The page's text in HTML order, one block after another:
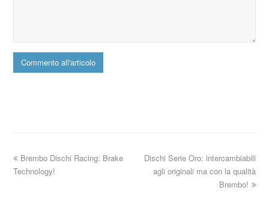
Dischi Serie Oro: intercambiabili
agli originali ma con la qualità
Brembo!
Brembo Dischi Racing: Brake
Technology!